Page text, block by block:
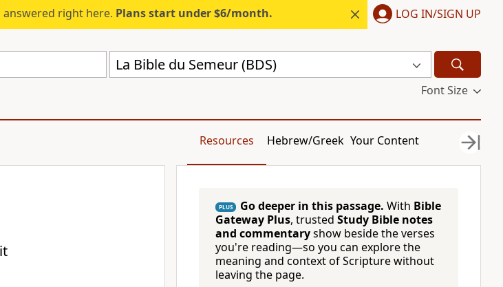
answered right here. Plans start under $6/month. LOG IN/SIGN UP
La Bible du Semeur (BDS)
Font Size
Resources Hebrew/Greek Your Content
PLUS Go deeper in this passage. With Bible
Gateway Plus, trusted Study Bible notes
and commentaryshow beside the verses
you're reading—so you can explore the
meaning and context of Scripture without
leaving the page.